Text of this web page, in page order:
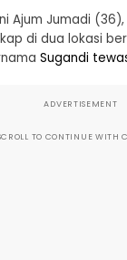
Ajum Jumadi
di dua lokasi
Sugandi
ADVERTISEMENT
TO CONTINUE WITH